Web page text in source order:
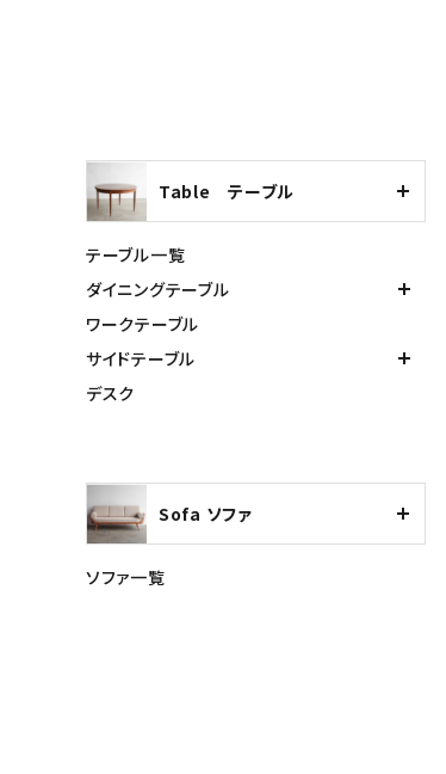
Table テーブル
テーブル一覧
ダイニングテーブル
ワークテーブル
サイドテーブル
デスク
Sofa ソファ
ソファ一覧